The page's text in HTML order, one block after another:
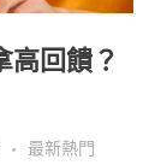
高回饋？
最新熱門